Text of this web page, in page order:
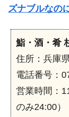
ズナブルなの
鮨・酒・肴
住所：兵庫
電話番号：
営業時間：
のみ24:00）